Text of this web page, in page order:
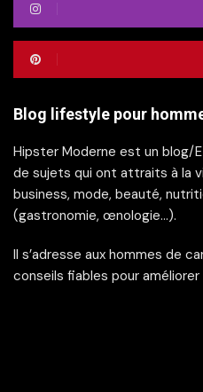
Blog lifestyle pour
Hipster Moderne est un blog/
de sujets qui ont attraits à la
business, mode, beauté,
(gastronomie, œnologie…).
Il s’adresse aux hommes de
conseils fiables pour